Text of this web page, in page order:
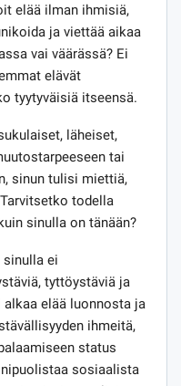
elää ilman ihmisiä,
ja viettää aikaa
vai väärässä? Ei
elävät
tyytyväisiä itseensä.
läheiset,
tai
sinun tulisi miettiä,
todella
sinulla on tänään?
ei
tyttöystäviä ja
elää luonnosta ja
ihmeitä,
status
sosiaalista